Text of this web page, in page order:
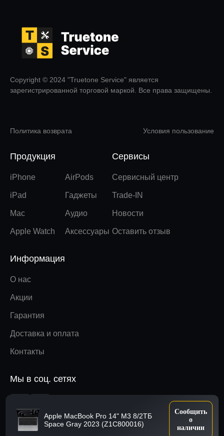
Apple MacBook Pro 14" М3 8/2ТБ
Space Gray 2023 (Z1C800016)
Сообщить
о
наличии
Copyright © 2024 "Truetone Service" является
зарегистрированной торговой маркой. Все права защищены.
Политика возврата Условия пользование
Продукция
iPhone
iPad
Mac
Apple Watch
AirPods
Гаджеты
Аудио
Аксессуары
Сервисы
Сервисный центр
Trade-IN
Новости
Оставить отзыв
Информация
О нас
Акции
Гарантия
Доставка и оплата
Контакты
Мы в соц. сетях
Вверх